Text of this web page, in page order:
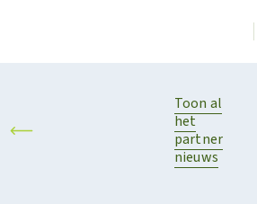
Toon al
het
partner
nieuws